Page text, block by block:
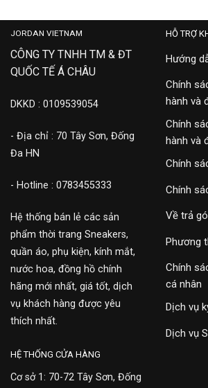
JORDAN VIETNAM
CÔNG TY TNHH TM & ĐT
QUỐC TẾ Á CHÂU
DKKD : 0109539054
- Địa chỉ : 70 Tây Sơn, Đống
Đa HN
- Hotline : 0783455333
Hệ thống bán lẻ các sản
phẩm thời trang Sneakers,
quần áo, phụ kiện, kính mắt,
nước hoa, đồng hồ chính
hãng mới nhất, giá tốt, dịch
vụ khách hàng được yêu
thích nhất.
HỖ TRỢ
Hướng
Chính
hành và
Chính
hành và
Chính
Chính
Về trả
Phương
Chính
cá nhân
Dịch vụ
Dịch vụ
HỆ THỐNG CỬA HÀNG
Cơ sở 1: 70-72 Tây Sơn, Đống